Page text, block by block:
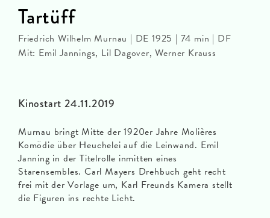
Kinostart 24.11.2019
Murnau bringt Mitte der 1920er Jahre Molières
Komödie über Heuchelei auf die Leinwand. Emil
Janning in der Titelrolle inmitten eines
Starensembles. Carl Mayers Drehbuch geht recht
frei mit der Vorlage um, Karl Freunds Kamera stellt
die Figuren ins rechte Licht.
Tartüff
Friedrich Wilhelm Murnau | DE 1925 | 74 min | DF
Mit: Emil Jannings, Lil Dagover, Werner Krauss